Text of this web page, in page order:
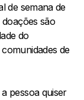
de semana de
são
do
de
pessoa quiser